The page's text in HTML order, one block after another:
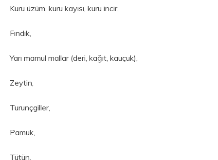
Kuru üzüm, kuru kayısı, kuru incir,
Fındık,
Yarı mamul mallar (deri, kağıt, kauçuk),
Zeytin,
Turunçgiller,
Pamuk,
Tütün,